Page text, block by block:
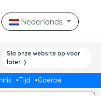
Nederlands
Sla onze website op voor
later :)
Tijd Goeroe